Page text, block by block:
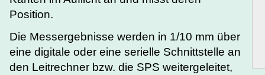
Position.
Die Messergebnisse werden in 1/10 mm über
eine digitale oder eine serielle Schnittstelle an
den Leitrechner bzw. die SPS weitergeleitet,